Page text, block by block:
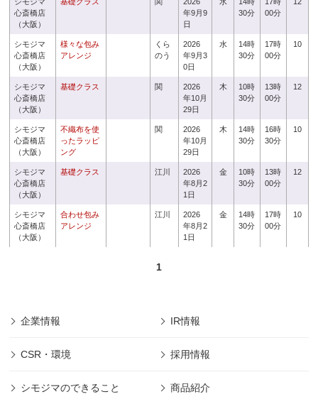
心斎橋店
（大阪）
年9月9
日
30分
00分
シモジマ
心斎橋店
（大阪）
様々な包み
アレンジ
くら
のう
2026
年9月3
0日
水
14時
30分
17時
00分
10
シモジマ
心斎橋店
（大阪）
基礎クラス 関
2026
年10月
29日
木
10時
30分
13時
00分
12
シモジマ
心斎橋店
（大阪）
不織布を使
ったラッピ
ング
関
2026
年10月
29日
木
14時
30分
16時
30分
10
シモジマ
心斎橋店
（大阪）
基礎クラス 江川
2026
年8月2
1日
金
10時
30分
13時
00分
12
シモジマ
心斎橋店
（大阪）
合わせ包み
アレンジ
江川
2026
年8月2
1日
金
14時
30分
17時
00分
10
1
企業情報 IR情報
CSR・環境 採用情報
シモジマのできること 商品紹介